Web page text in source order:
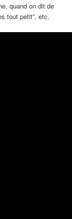
quand on dit de
tout petit”, etc.